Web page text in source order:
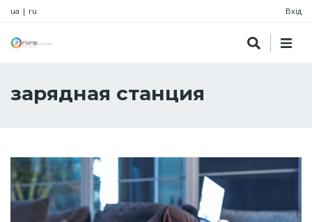
ua | ru Вхід
зарядная станция